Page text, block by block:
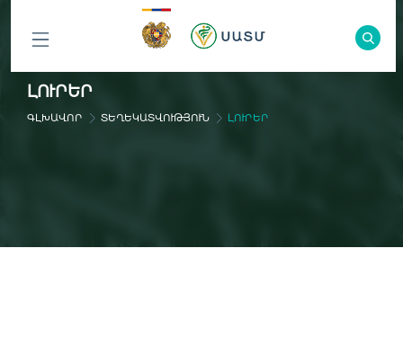
ԲՈԼՈՐ
ԲԱԺԻՆՆԵՐԸ
ԼՈՒՐԵՐ
ԳԼԽԱՎՈՐ ՏԵՂԵԿԱՏՎՈՒԹՅՈՒՆ ԼՈՒՐԵՐ